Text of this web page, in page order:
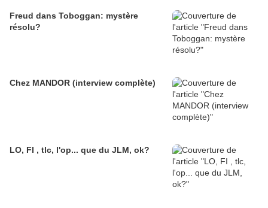
Freud dans Toboggan: mystère
résolu?
Chez MANDOR (interview complète)
LO, FI , tlc, l'op... que du JLM, ok?